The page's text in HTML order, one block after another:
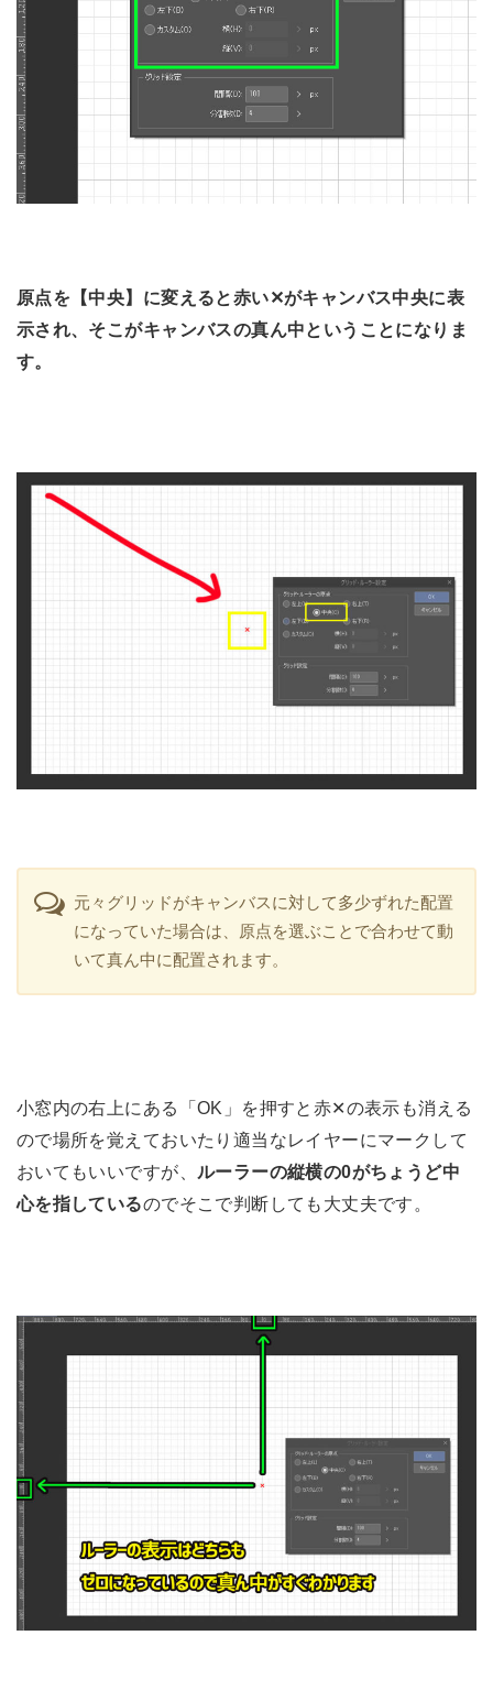
原点を【中央】に変えると赤い✕がキャンバス中央に表
示され、そこがキャンバスの真ん中ということになりま
す。
元々グリッドがキャンバスに対して多少ずれた配置
になっていた場合は、原点を選ぶことで合わせて動
いて真ん中に配置されます。
小窓内の右上にある「OK」を押すと赤✕の表示も消える
ので場所を覚えておいたり適当なレイヤーにマークして
おいてもいいですが、 ルーラーの縦横の0がちょうど中
心を指しているのでそこで判断しても大丈夫です。